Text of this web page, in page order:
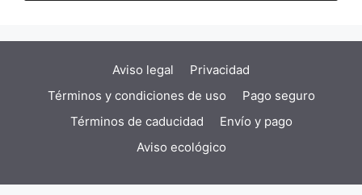
Aviso legal
Privacidad
Términos y condiciones de uso
Pago seguro
Términos de caducidad
Envío y pago
Aviso ecológico